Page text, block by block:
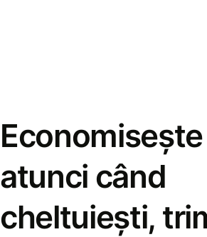
Economisește
atunci când
cheltuiești,